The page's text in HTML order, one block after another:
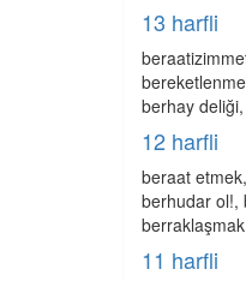
13 harfli
berhay deliği,
12 harfli
beraat
berhudar ol!,
11 harfli